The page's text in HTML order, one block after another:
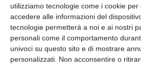
utilizziamo tecnologie come i cookie
accedere alle informazioni del
tecnologie permetterà a noi e ai nostri
personali come il comportamento
univoci su questo sito e di mostrare
personalizzati. Non acconsentire o
Telefono